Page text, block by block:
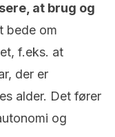
at brug og
bede om
f.eks. at
der er
alder. Det fører
og